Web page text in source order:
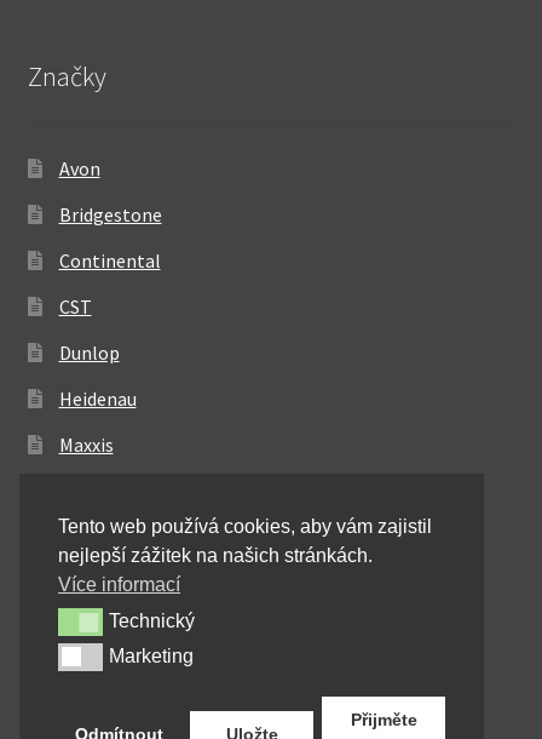
Značky
Avon
Bridgestone
Continental
CST
Dunlop
Heidenau
Maxxis
Michelin
Mitas
Pirelli
Shinko
Tento web používá cookies, aby vám zajistil
nejlepší zážitek na našich stránkách.
Více informací
TechnickýTechnický
MarketingMarketing
Odmítnout Uložte
Přijměte